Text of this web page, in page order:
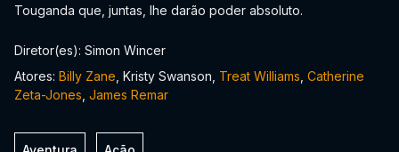
Touganda que, juntas, lhe darão poder absoluto.
Diretor(es): Simon Wincer
Atores: Billy Zane , Kristy Swanson, Treat Williams Catherine
Zeta-Jones James Remar